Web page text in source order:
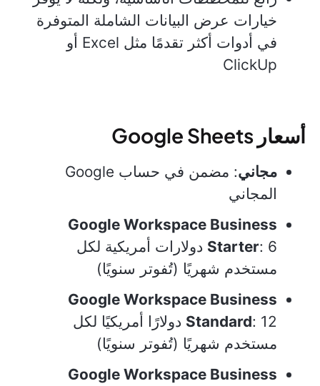
خيارات عرض البيانات الشاملة المتوفرة
في أدوات أكثر تقدمًا مثل Excel أو
ClickUp
أسعار Google Sheets
مجاني
: مضمن في حساب Google
المجاني
Google Workspace Business
Starter : 6 دولارات أمريكية لكل
مستخدم شهريًا (تُفوتر سنويًا)
Google Workspace Business
Standard : 12 دولارًا أمريكيًا لكل
مستخدم شهريًا (تُفوتر سنويًا)
Google Workspace Business